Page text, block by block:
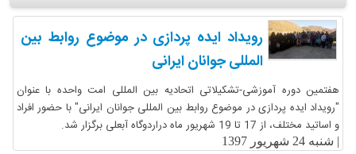
رویداد ایده پردازی در موضوع روابط بین
المللی جوانان ایرانی
هفتمین دوره آموزشی-تشکیلاتی اتحادیه بین المللی امت واحده با عنوان
"رویداد ایده پردازی در موضوع روابط بین المللی جوانان ایرانی" با حضور افراد
و اساتید مختلف، از 17 تا 19 شهریور ماه دراردوگاه آبعلی برگزار شد.
شنبه 24 شهریور 1397